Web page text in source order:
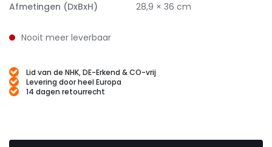
Afmetingen (DxBxH)
28,9 × 36 cm
Nooit meer leverbaar
Lid van de NHK, DE-Erkend & CO-vrij
Levering door heel Europa
14 dagen retourrecht